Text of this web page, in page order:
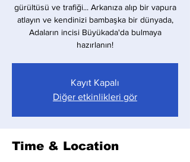
gürültüsü ve trafiği... Arkanıza alıp bir vapura
atlayın ve kendinizi bambaşka bir dünyada,
Adaların incisi Büyükada'da bulmaya
hazırlanın!
Kayıt Kapalı
Diğer etkinlikleri gör
Time & Location